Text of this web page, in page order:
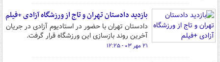
بازدید دادستان تهران و تاج از ورزشگاه آزادی +فیلم
دادستان تهران با حضور در استادیوم آزادی در جریان
آخرین روند بازسازی این ورزشگاه قرار گرفت.
۲۱ مهر ۰۳ - ۱۲:۲۵